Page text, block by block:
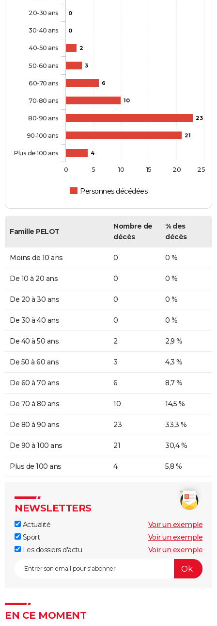
0
0
2
3
6
10
23
21
4
Personnes décédées
20-30 ans
30-40 ans
40-50 ans
50-60 ans
60-70 ans
70-80 ans
80-90 ans
90-100 ans
Plus de 100 ans
0 5 10 15 20 25
Famille PELOT
Nombre de
décès
% des
décès
Moins de 10 ans 0 0 %
De 10 à 20 ans 0 0 %
De 20 à 30 ans 0 0 %
De 30 à 40 ans 0 0 %
De 40 à 50 ans 2 2,9 %
De 50 à 60 ans 3 4,3 %
De 60 à 70 ans 6 8,7 %
De 70 à 80 ans 10 14,5 %
De 80 à 90 ans 23 33,3 %
De 90 à 100 ans 21 30,4 %
Plus de 100 ans 4 5,8 %
NEWSLETTERS
Actualité
Voir un exemple
Sport
Voir un exemple
Les dossiers d'actu
Voir un exemple
EN CE MOMENT